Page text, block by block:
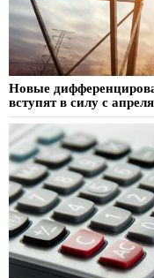
Новые
вступят в силу с